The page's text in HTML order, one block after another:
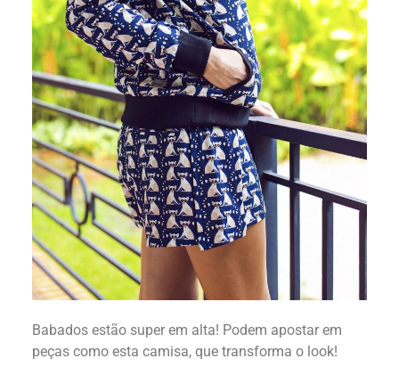
Babados estão super em alta! Podem apostar em
peças como esta camisa, que transforma o look!